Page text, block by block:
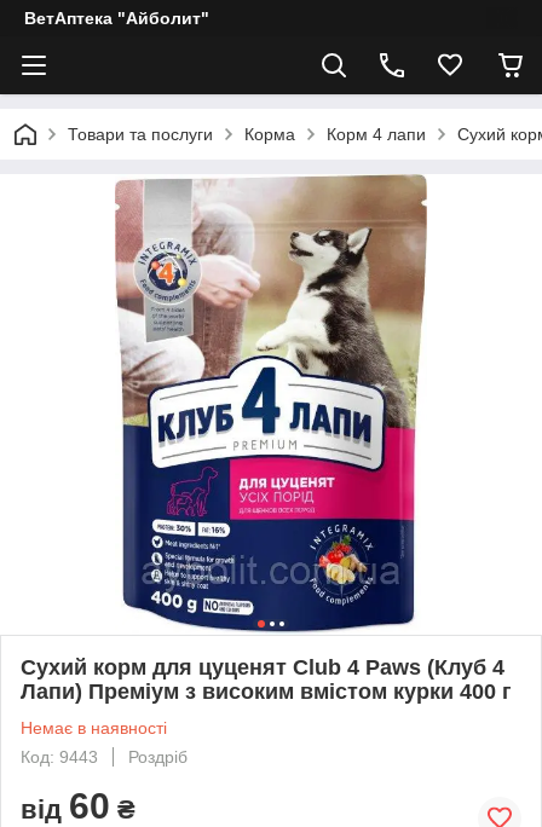
ВетАптека "Айболит"
Товари та послуги Корма Корм 4 лапи Сухий
Сухий корм для цуценят Club 4 Paws (Клуб 4
Лапи) Преміум з високим вмістом курки 400 г
Немає в наявності
Код: 9443
Роздріб
від 60 ₴